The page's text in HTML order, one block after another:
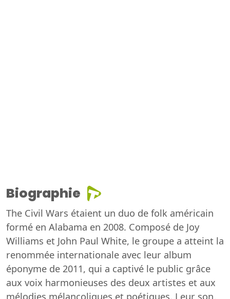
Biographie
The Civil Wars étaient un duo de folk américain
formé en Alabama en 2008. Composé de Joy
Williams et John Paul White, le groupe a atteint la
renommée internationale avec leur album
éponyme de 2011, qui a captivé le public grâce
aux voix harmonieuses des deux artistes et aux
mélodies mélancoliques et poétiques. Leur son,